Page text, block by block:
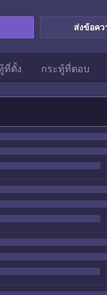
ส่งข้อคว
ที่ตั้ง กระทู้ที่ตอบ